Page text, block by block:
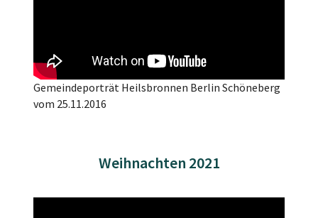
Gemeindeporträt Heilsbronnen Berlin Schöneberg
vom 25.11.2016
Weihnachten 2021